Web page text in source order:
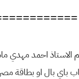
احمد مهدي
بال او بطاقة